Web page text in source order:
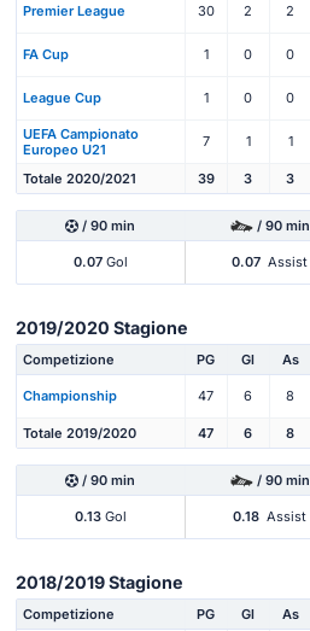
Premier League 30 2 2
FA Cup 1 0 0
League Cup 1 0 0
UEFA Campionato
Europeo U21
7 1 1
Totale 2020/2021 39 3 3
/ 90 min / 90 min
0.07Gol 0.07 Assist
2019/2020 Stagione
Competizione PG Gl As
Championship 47 6 8
Totale 2019/2020 47 6 8
/ 90 min / 90 min
0.13Gol 0.18 Assist
2018/2019 Stagione
Competizione PG Gl As